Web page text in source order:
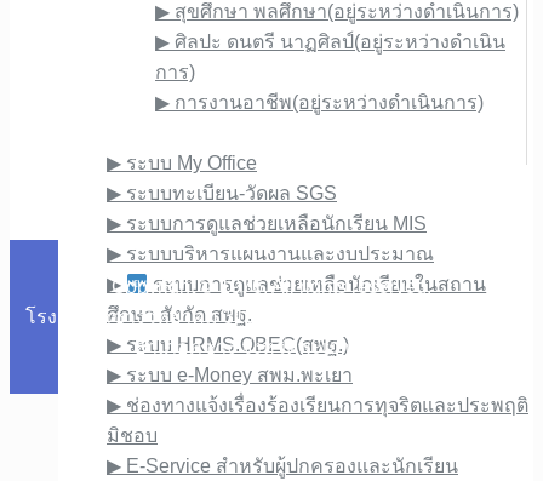
▶︎ สุขศึกษา พลศึกษา(อยู่ระหว่างดำเนินการ)
▶︎ ศิลปะ ดนตรี นาฏศิลป์(อยู่ระหว่างดำเนิน
การ)
▶︎ การงานอาชีพ(อยู่ระหว่างดำเนินการ)
▶︎ ระบบ My Office
▶︎ ระบบทะเบียน-วัดผล SGS
▶︎ ระบบการดูแลช่วยเหลือนักเรียน MIS
▶︎ ระบบบริหารแผนงานและงบประมาณ
▶︎
ระบบการดูแลช่วยเหลือนักเรียนในสถาน
ศึกษา สังกัด สพฐ.
▶︎ ระบบ HRMS.OBEC(สพฐ.)
▶︎ ระบบ e-Money สพม.พะเยา
▶︎ ช่องทางแจ้งเรื่องร้องเรียนการทุจริตและประพฤติ
มิชอบ
▶︎ E-Service สำหรับผู้ปกครองและนักเรียน
Copyright © 1976. All rights reserved.
โรงเรียนภูซางวิทยาคม 318 หมู่ที่ 10 ถนนพิศาล ตำบลสบบง
อำเภอภูซาง จังหวัดพะเยา 56110